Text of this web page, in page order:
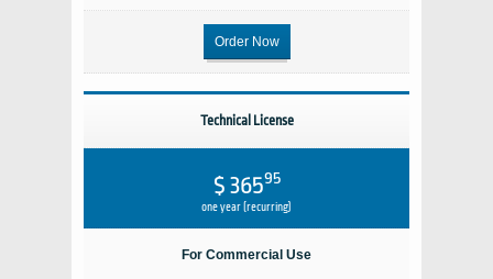
Order Now
Technical License
$ 36595
one year (recurring)
For Commercial Use